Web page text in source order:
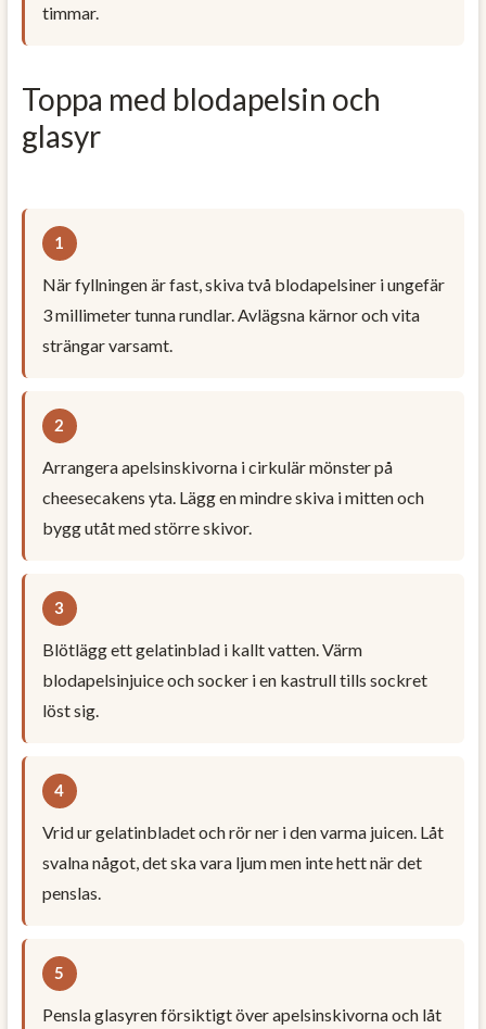
timmar.
Toppa med blodapelsin och
glasyr
När fyllningen är fast, skiva två blodapelsiner i ungefär
3 millimeter tunna rundlar. Avlägsna kärnor och vita
strängar varsamt.
Arrangera apelsinskivorna i cirkulär mönster på
cheesecakens yta. Lägg en mindre skiva i mitten och
bygg utåt med större skivor.
Blötlägg ett gelatinblad i kallt vatten. Värm
blodapelsinjuice och socker i en kastrull tills sockret
löst sig.
Vrid ur gelatinbladet och rör ner i den varma juicen. Låt
svalna något, det ska vara ljum men inte hett när det
penslas.
Pensla glasyren försiktigt över apelsinskivorna och låt